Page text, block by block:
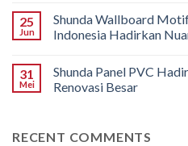
25
Jun
Shunda Wallboard
Indonesia Hadirkan
31
Mei
Shunda Panel PVC
Renovasi Besar
RECENT COMMENTS